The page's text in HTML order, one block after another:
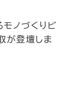
ノづくりビ
が登壇しま